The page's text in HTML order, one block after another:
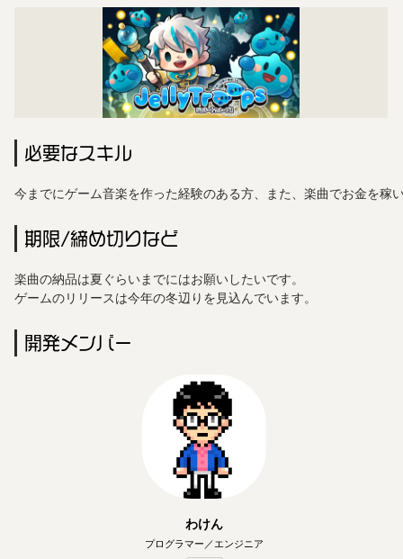
必要なスキル
今までにゲーム音楽を作った経験のある方、また、楽曲でお金を稼
期限/締め切りなど
楽曲の納品は夏ぐらいまでにはお願いしたいです。
ゲームのリリースは今年の冬辺りを見込んでいます。
開発メンバー
わけん
プログラマー／エンジニア